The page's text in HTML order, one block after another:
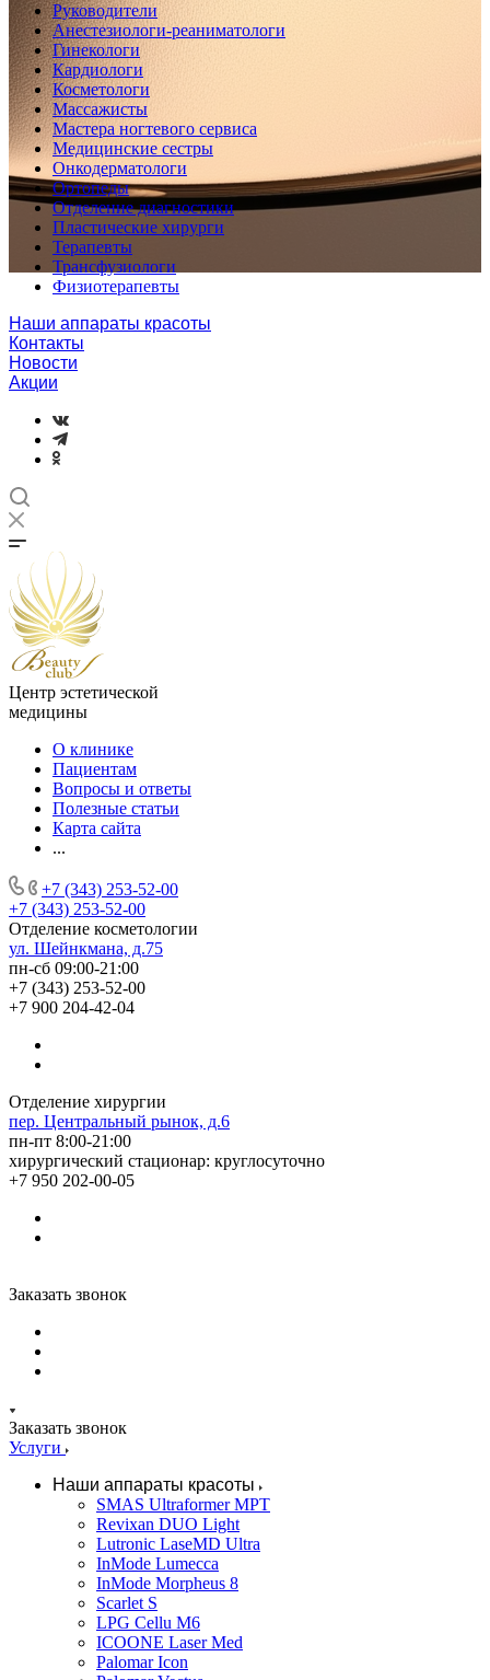
Руководители
Анестезиологи-реаниматологи
Гинекологи
Кардиологи
Косметологи
Массажисты
Мастера ногтевого сервиса
Медицинские сестры
Онкодерматологи
Ортопеды
Отделение диагностики
Пластические хирурги
Терапевты
Трансфузиологи
Физиотерапевты
Наши аппараты красоты
Контакты
Новости
Акции
Центр эстетической
медицины
О клинике
Пациентам
Вопросы и ответы
Полезные статьи
Карта сайта
...
+7 (343) 253-52-00
+7 (343) 253-52-00
Отделение косметологии
ул. Шейнкмана, д.75
пн-сб 09:00-21:00
+7 (343) 253-52-00
+7 900 204-42-04
Отделение хирургии
пер. Центральный рынок, д.6
пн-пт 8:00-21:00
хирургический стационар: круглосуточно
+7 950 202-00-05
Заказать звонок
Заказать звонок
Услуги
Наши аппараты красоты
SMAS Ultraformer MPT
Revixan DUO Light
Lutronic LaseMD Ultra
InMode Lumecca
InMode Morpheus 8
Scarlet S
LPG Cellu M6
ICOONE Laser Med
Palomar Icon